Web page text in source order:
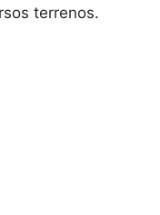
terrenos.